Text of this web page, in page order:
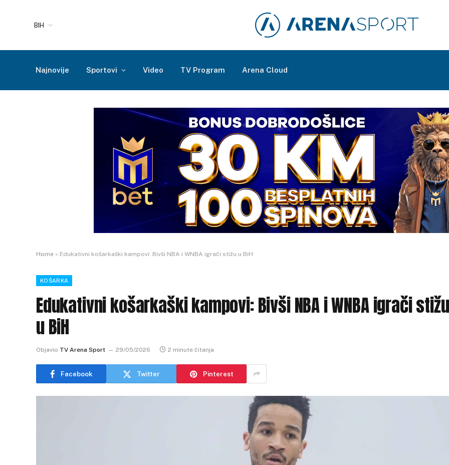
BIH
Najnovije Sportovi Video TV Program Arena Cloud
Home » Edukativni košarkaški kampovi: Bivši NBA i WNBA igrači stižu u BiH
KOŠARKA
Edukativni košarkaški kampovi: Bivši NBA i WNBA igrači stižu
u BiH
Objavio TV Arena Sport 29/05/2026 2 minute čitanja
Facebook Twitter Pinterest